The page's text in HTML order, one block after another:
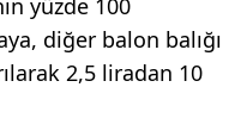
diğer balon balığı
2,5 liradan 10